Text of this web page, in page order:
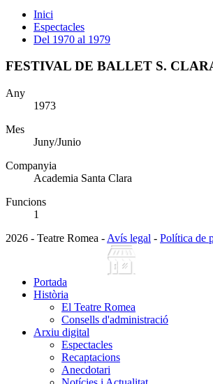
Inici
Espectacles
Del 1970 al 1979
FESTIVAL DE BALLET S.
Any
1973
Mes
Juny/Junio
Companyia
Academia Santa Clara
Funcions
1
2026 - Teatre Romea - Avís legal - Política de
Portada
Història
El Teatre Romea
Consells d'administració
Arxiu digital
Espectacles
Recaptacions
Anecdotari